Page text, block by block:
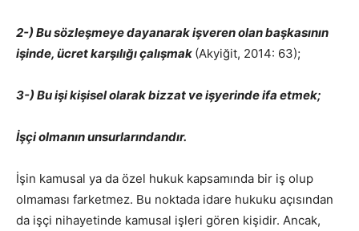
2-) Bu sözleşmeye dayanarak işveren olan başkasının
işinde, ücret karşılığı çalışmak (Akyiğit, 2014: 63);
3-) Bu işi kişisel olarak bizzat ve işyerinde ifa etmek;
İşçi olmanın unsurlarındandır.
İşin kamusal ya da özel hukuk kapsamında bir iş olup
olmaması farketmez. Bu noktada idare hukuku açısından
da işçi nihayetinde kamusal işleri gören kişidir. Ancak,